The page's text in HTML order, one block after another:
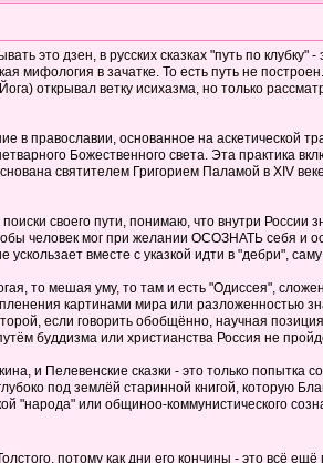
это дзен, в русских сказках "путь по
мифология в зачатке. То есть путь не
открывал ветку исихазма, но только
в православии, основанное на аскетической
Божественного света. Эта практика
святителем Григорием Паламой в XIV
своего пути, понимаю, что внутри России
человек мог при желании ОСОЗНАТЬ себя и
вместе с указкой идти в "дебри",
то мешая уму, то там и есть "Одиссея",
картинами мира или разложенностью
если говорить обобщённо, научная
буддизма или христианства Россия не
и Пелевенские сказки - это только попытка
под землёй старинной книгой, которую
или общиноо-коммунистического
потому как дни его кончины - это всё